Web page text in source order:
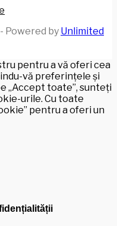
Powered by Unlimited
pentru a vă oferi cea
vă preferințele și
„Accept toate”, sunteți
urile. Cu toate
pentru a oferi un